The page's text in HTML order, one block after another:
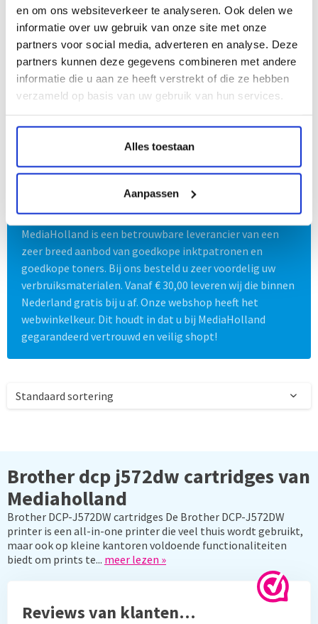
en om ons websiteverkeer te analyseren. Ook delen we
informatie over uw gebruik van onze site met onze
partners voor social media, adverteren en analyse. Deze
partners kunnen deze gegevens combineren met andere
informatie die u aan ze heeft verstrekt of die ze hebben
verzameld op basis van uw gebruik van hun services.
Alles toestaan
Aanpassen
LC3213 XL LC3211 Set
Huismerk
inktpatronen 5 stuks
Voor 16.00 uur besteld, morgen in huis!
Speciaal ontwikkelde toner en inkt
vanaf
€ 19,95
LC3213 XL LC3211 Set
Huismerk
inktpatronen 10 stuks
Voor 16.00 uur besteld, morgen in huis!
Speciaal ontwikkelde toner en inkt
€ 42,50
Altijd zeker vande beste keuze!
MediaHolland is een betrouwbare leverancier van een
zeer breed aanbod van goedkope inktpatronen en
goedkope toners. Bij ons besteld u zeer voordelig uw
verbruiksmaterialen. Vanaf € 30,00 leveren wij die binnen
Nederland gratis bij u af. Onze webshop heeft het
webwinkelkeur. Dit houdt in dat u bij MediaHolland
gegarandeerd vertrouwd en veilig shopt!
Brother dcp j572dw cartridges van
Mediaholland
Brother DCP-J572DW cartridges De Brother DCP-J572DW
printer is een all-in-one printer die veel thuis wordt gebruikt,
maar ook op kleine kantoren voldoende functionaliteiten
biedt om prints te... meer lezen »
Reviews van klanten…